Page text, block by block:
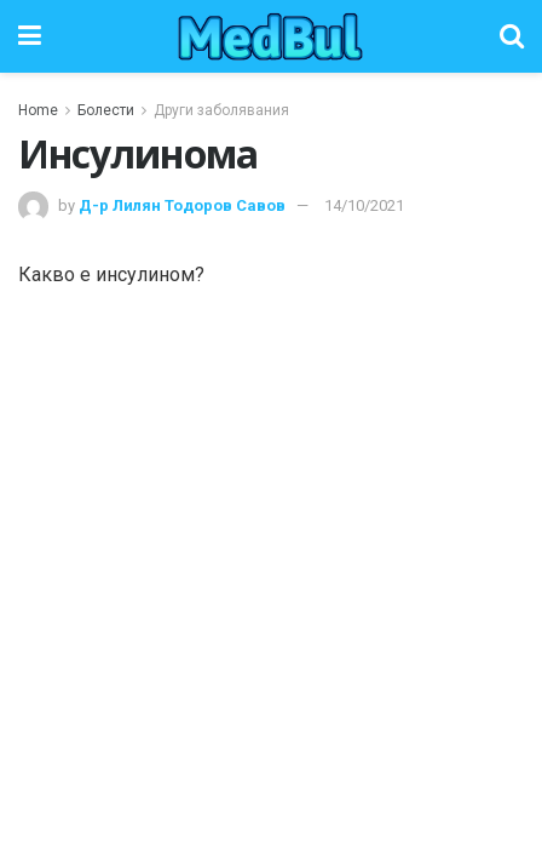
Home Болести Други заболявания
Инсулинома
by Д-р Лилян Тодоров Савов 14/10/2021
Какво е инсулином?